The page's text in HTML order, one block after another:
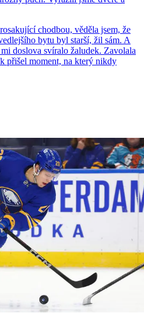
chodbou, věděla jsem, že
bytu byl starší, žil sám. A
doslova svíralo žaludek. Zavolala
přišel moment, na který nikdy